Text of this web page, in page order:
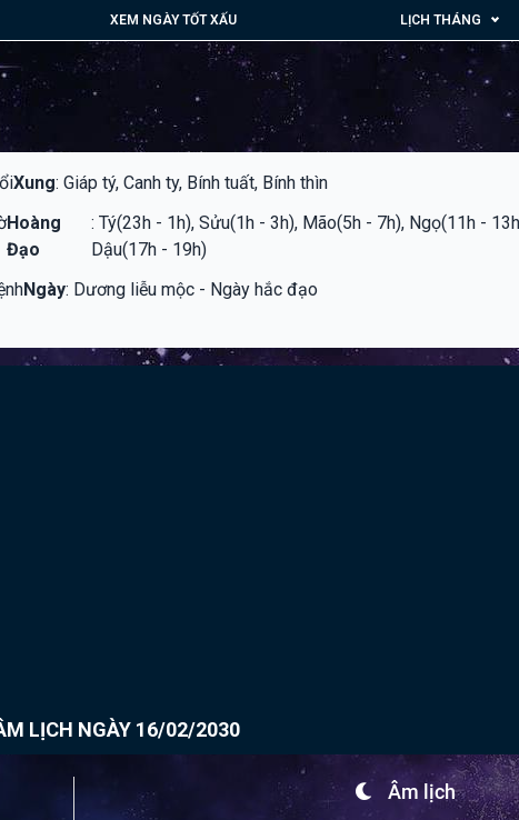
XEM NGÀY TỐT XẤU LỊCH THÁNG
Xung: Giáp tý, Canh ty, Bính tuất, Bính thìn
Hoàng
Đạo
: Tý(23h - 1h), Sửu(1h - 3h), Mão(5h - 7h), Ngọ(11h -
Dậu(17h - 19h)
Ngày: Dương liễu mộc - Ngày hắc đạo
LỊCH NGÀY 16/02/2030
Âm lịch